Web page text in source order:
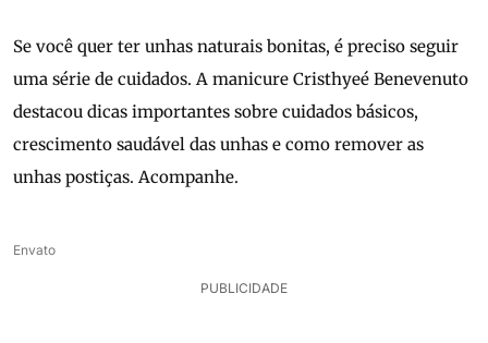
Se você quer ter unhas naturais bonitas, é preciso seguir
uma série de cuidados. A manicure Cristhyeé Benevenuto
destacou dicas importantes sobre cuidados básicos,
crescimento saudável das unhas e como remover as
unhas postiças. Acompanhe.
Envato
PUBLICIDADE